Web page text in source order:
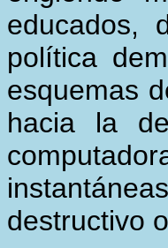
educados,
política
esquemas
hacia la
destructivo